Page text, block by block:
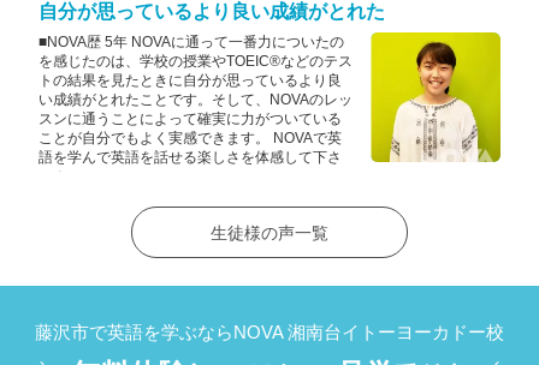
自分が思っているより良い成績がとれた
■NOVA歴 5年 NOVAに通って一番力についたの
を感じたのは、学校の授業やTOEIC®などのテス
トの結果を見たときに自分が思っているより良
い成績がとれたことです。そして、NOVAのレッ
スンに通うことによって確実に力がついている
ことが自分でもよく実感できます。 NOVAで英
語を学んで英語を話せる楽しさを体感して下さ
い！
生徒様の声一覧
藤沢市で英語を学ぶならNOVA 湘南台イトーヨーカドー校